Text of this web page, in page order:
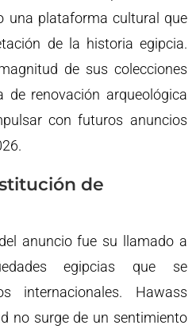
una plataforma cultural que
de la historia egipcia.
de sus colecciones
de renovación arqueológica
con futuros anuncios
de
anuncio fue su llamado a
egipcias que se
internacionales. Hawass
no surge de un sentimiento